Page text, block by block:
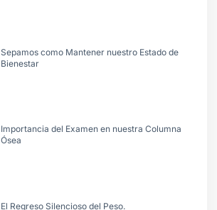
Sepamos como Mantener nuestro Estado de
Bienestar
Importancia del Examen en nuestra Columna
Ósea
El Regreso Silencioso del Peso.